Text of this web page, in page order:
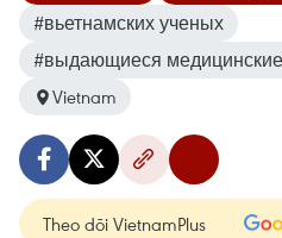
#вьетнамских ученых
#выдающиеся
Vietnam
Theo dõi VietnamPlus